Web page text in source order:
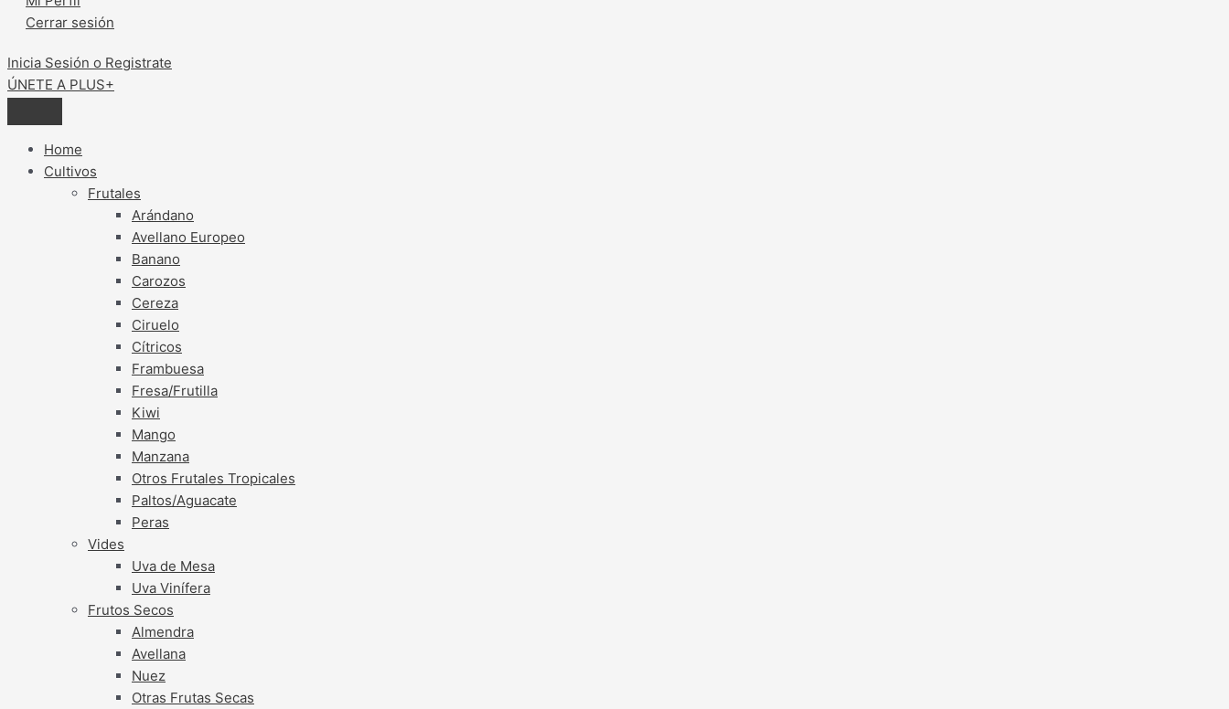
Cerrar sesión
Inicia Sesión o Registrate
ÚNETE A PLUS+
Home
Cultivos
Frutales
Arándano
Avellano Europeo
Banano
Carozos
Cereza
Ciruelo
Cítricos
Frambuesa
Fresa/Frutilla
Kiwi
Mango
Manzana
Otros Frutales Tropicales
Paltos/Aguacate
Peras
Vides
Uva de Mesa
Uva Vinífera
Frutos Secos
Almendra
Avellana
Nuez
Otras Frutas Secas